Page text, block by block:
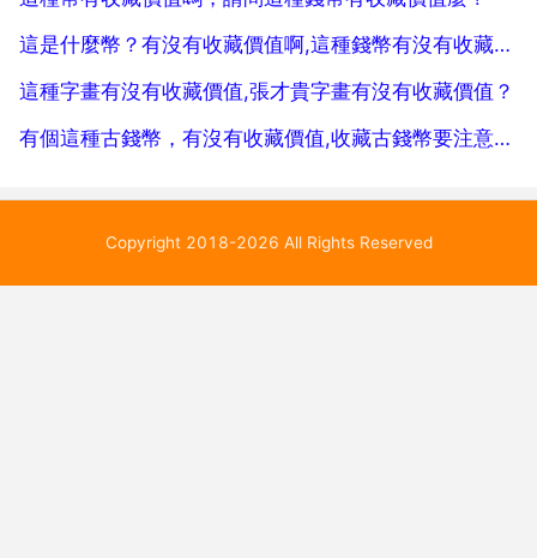
這是什麼幣？有沒有收藏價值啊,這種錢幣有沒有收藏價值？
這種字畫有沒有收藏價值,張才貴字畫有沒有收藏價值？
有個這種古錢幣，有沒有收藏價值,收藏古錢幣要注意什麼？
Copyright 2018-2026 All Rights Reserved